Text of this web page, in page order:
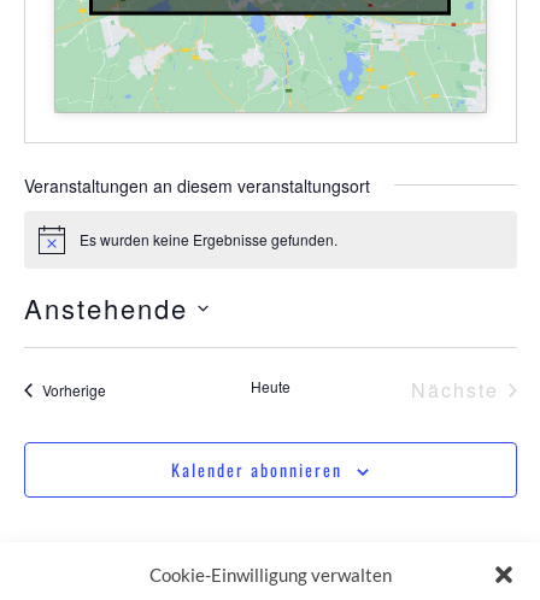
Cookie-Einwilligung verwalten
Veranstaltungen an diesem veranstaltungsort
HinweisEs wurden keine Ergebnisse gefunden.
Anstehende
wählen.
VorherigeVeranstaltungen Heute Nächste
Kalender abonnieren